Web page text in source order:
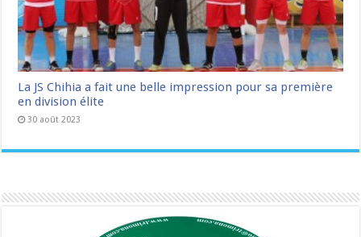
La JS Chihia a fait une belle impression pour sa première
en division élite
30 août 2023